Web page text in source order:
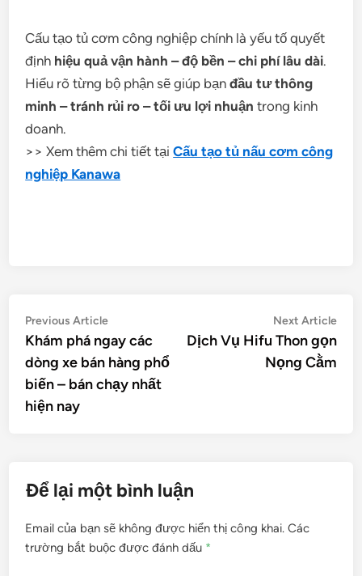
Cấu tạo tủ cơm công nghiệp chính là yếu tố quyết
định hiệu quả vận hành – độ bền – chi phí lâu dài.
Hiểu rõ từng bộ phận sẽ giúp bạnđầu tư thông
minh – tránh rủi ro – tối ưu lợi nhuận trong kinh
doanh.
>> Xem thêm chi tiết tạiCấu tạo tủ nấu cơm công
nghiệp Kanawa
Điều
hướng
bài
viết
Previous ArticlePrevious
article:
Khám phá ngay các
dòng xe bán hàng phổ
biến – bán chạy nhất
hiện nay
Next Article
Dịch Vụ Hifu Thon gọn
Nọng Cằm
Để lại một bình luận
Email của bạn sẽ không được hiển thị công khai. Các
trường bắt buộc được đánh dấu *